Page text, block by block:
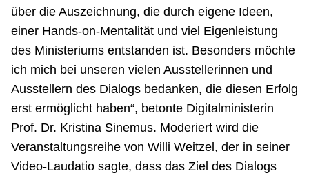
über die Auszeichnung, die durch eigene Ideen,
einer Hands-on-Mentalität und viel Eigenleistung
des Ministeriums entstanden ist. Besonders möchte
ich mich bei unseren vielen Ausstellerinnen und
Ausstellern des Dialogs bedanken, die diesen Erfolg
erst ermöglicht haben“, betonte Digitalministerin
Prof. Dr. Kristina Sinemus. Moderiert wird die
Veranstaltungsreihe von Willi Weitzel, der in seiner
Video-Laudatio sagte, dass das Ziel des Dialogs